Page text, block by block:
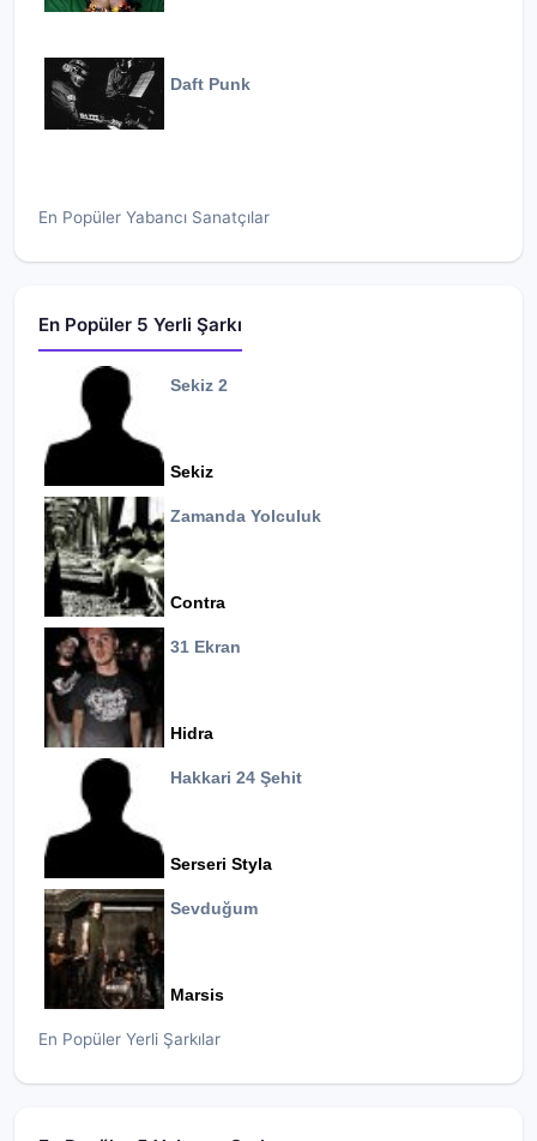
Daft Punk
En Popüler Yabancı Sanatçılar
En Popüler 5 Yerli Şarkı
Sekiz 2
Sekiz
Zamanda Yolculuk
Contra
31 Ekran
Hidra
Hakkari 24 Şehit
Serseri Styla
Sevduğum
Marsis
En Popüler Yerli Şarkılar